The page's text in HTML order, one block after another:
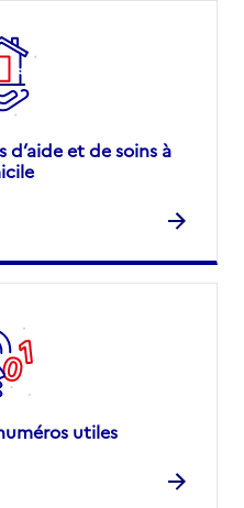
d’aide et de soins à
utiles